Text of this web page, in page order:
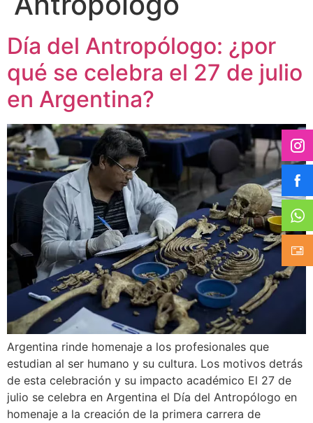
Día del Antropólogo: ¿por
qué se celebra el 27 de julio
en Argentina?
Argentina rinde homenaje a los profesionales que
estudian al ser humano y su cultura. Los motivos detrás
de esta celebración y su impacto académico El 27 de
julio se celebra en Argentina el Día del Antropólogo en
homenaje a la creación de la primera carrera de